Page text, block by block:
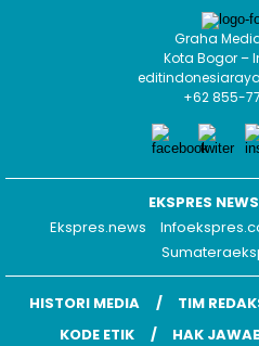
Graha
Kota Bogor –
+62 855-
EKSPRES
Ekspres.news
HISTORI MEDIA TIM
KODE ETIK
HAK